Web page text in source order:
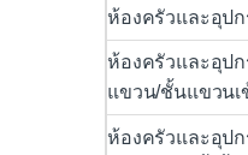
ห้องครัวและอุป
ห้องครัวและอุป
แขวน/ชั้นแขวนเ
ห้องครัวและอุป